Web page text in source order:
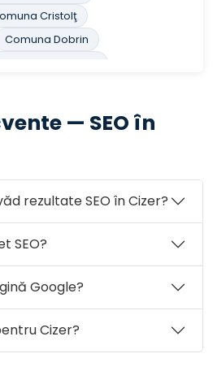
Cristolţ
Comuna Dobrin
Horoatu Crasnei
Lozna
Comuna Măerişte
Meseşenii de Jos
Năpradea
Comuna Pericei
Comuna Rus
Şamşud
— SEO în
rezultate SEO în Cizer?
SEO?
Google?
Cizer?